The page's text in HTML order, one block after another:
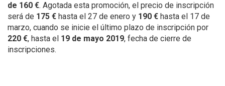
de 160 €. Agotada esta promoción, el precio de inscripción
será de 175 € hasta el 27 de enero y 190 € hasta el 17 de
marzo, cuando se inicie el último plazo de inscripción por
220 €, hasta el 19 de mayo 2019, fecha de cierre de
inscripciones.